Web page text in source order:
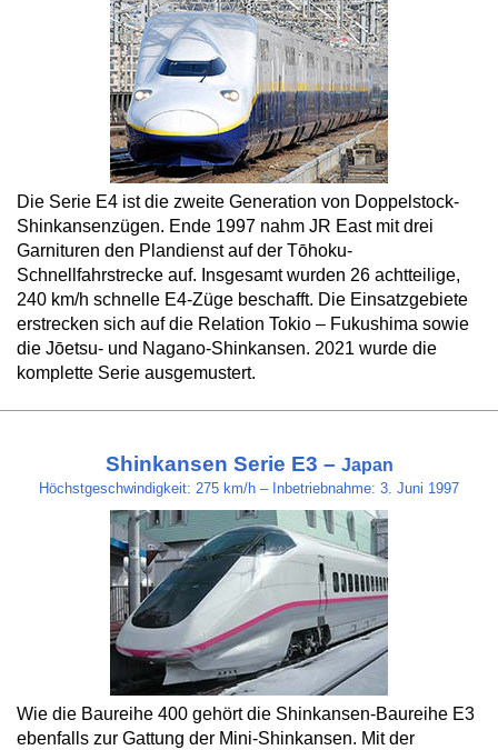
Die Serie E4 ist die zweite Generation von Doppelstock-
Shinkansenzügen. Ende 1997 nahm JR East mit drei
Garnituren den Plandienst auf der Tōhoku-
Schnellfahrstrecke auf. Insgesamt wurden 26 achtteilige,
240 km/h schnelle E4-Züge beschafft. Die Einsatzgebiete
erstrecken sich auf die Relation Tokio – Fukushima sowie
die Jōetsu- und Nagano-Shinkansen. 2021 wurde die
komplette Serie ausgemustert.
Shinkansen Serie E3 – Japan
Höchstgeschwindigkeit: 275 km/h – Inbetriebnahme: 3. Juni 1997
Wie die Baureihe 400 gehört die Shinkansen-Baureihe E3
ebenfalls zur Gattung der Mini-Shinkansen. Mit der